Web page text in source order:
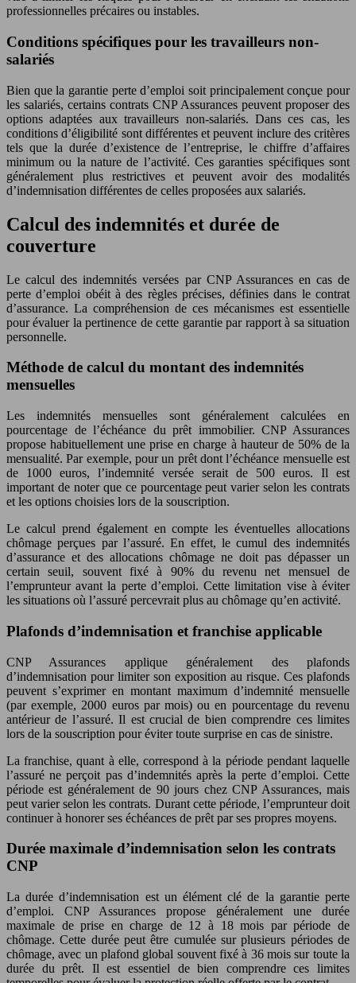
professionnelles précaires ou instables.
Conditions spécifiques pour les travailleurs non-
salariés
Bien que la garantie perte d’emploi soit principalement conçue pour
les salariés, certains contrats CNP Assurances peuvent proposer des
options adaptées aux travailleurs non-salariés. Dans ces cas, les
conditions d’éligibilité sont différentes et peuvent inclure des critères
tels que la durée d’existence de l’entreprise, le chiffre d’affaires
minimum ou la nature de l’activité. Ces garanties spécifiques sont
généralement plus restrictives et peuvent avoir des modalités
d’indemnisation différentes de celles proposées aux salariés.
Calcul des indemnités et durée de
couverture
Le calcul des indemnités versées par CNP Assurances en cas de
perte d’emploi obéit à des règles précises, définies dans le contrat
d’assurance. La compréhension de ces mécanismes est essentielle
pour évaluer la pertinence de cette garantie par rapport à sa situation
personnelle.
Méthode de calcul du montant des indemnités
mensuelles
Les indemnités mensuelles sont généralement calculées en
pourcentage de l’échéance du prêt immobilier. CNP Assurances
propose habituellement une prise en charge à hauteur de 50% de la
mensualité. Par exemple, pour un prêt dont l’échéance mensuelle est
de 1000 euros, l’indemnité versée serait de 500 euros. Il est
important de noter que ce pourcentage peut varier selon les contrats
et les options choisies lors de la souscription.
Le calcul prend également en compte les éventuelles allocations
chômage perçues par l’assuré. En effet, le cumul des indemnités
d’assurance et des allocations chômage ne doit pas dépasser un
certain seuil, souvent fixé à 90% du revenu net mensuel de
l’emprunteur avant la perte d’emploi. Cette limitation vise à éviter
les situations où l’assuré percevrait plus au chômage qu’en activité.
Plafonds d’indemnisation et franchise applicable
CNP Assurances applique généralement des plafonds
d’indemnisation pour limiter son exposition au risque. Ces plafonds
peuvent s’exprimer en montant maximum d’indemnité mensuelle
(par exemple, 2000 euros par mois) ou en pourcentage du revenu
antérieur de l’assuré. Il est crucial de bien comprendre ces limites
lors de la souscription pour éviter toute surprise en cas de sinistre.
La franchise, quant à elle, correspond à la période pendant laquelle
l’assuré ne perçoit pas d’indemnités après la perte d’emploi. Cette
période est généralement de 90 jours chez CNP Assurances, mais
peut varier selon les contrats. Durant cette période, l’emprunteur doit
continuer à honorer ses échéances de prêt par ses propres moyens.
Durée maximale d’indemnisation selon les contrats
CNP
La durée d’indemnisation est un élément clé de la garantie perte
d’emploi. CNP Assurances propose généralement une durée
maximale de prise en charge de 12 à 18 mois par période de
chômage. Cette durée peut être cumulée sur plusieurs périodes de
chômage, avec un plafond global souvent fixé à 36 mois sur toute la
durée du prêt. Il est essentiel de bien comprendre ces limites